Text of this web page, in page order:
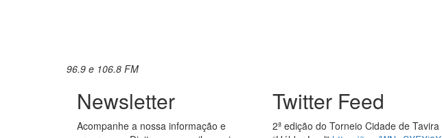
96.9 e 106.8 FM
Newsletter
Acompanhe a nossa informação e
Twitter Feed
2ª edição do Torneio Cidade de Tavira